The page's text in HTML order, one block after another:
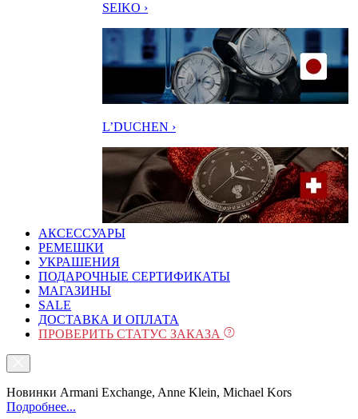
SEIKO ›
L’DUCHEN ›
АКСЕССУАРЫ
РЕМЕШКИ
УКРАШЕНИЯ
ПОДАРОЧНЫЕ СЕРТИФИКАТЫ
МАГАЗИНЫ
SALE
ДОСТАВКА И ОПЛАТА
ПРОВЕРИТЬ СТАТУС ЗАКАЗА
Новинки Armani Exchange, Anne Klein, Michael Kors
Подробнее...